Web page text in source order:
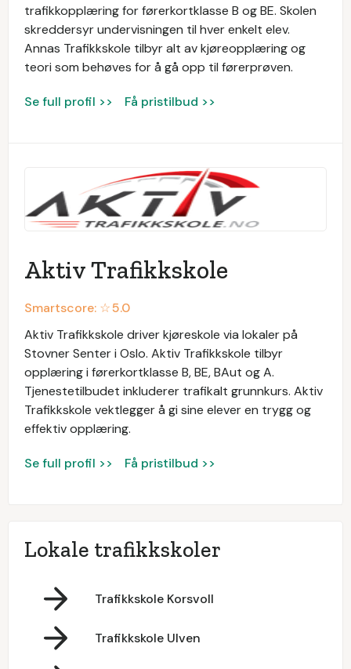
trafikkopplæring for førerkortklasse B og BE. Skolen
skreddersyr undervisningen til hver enkelt elev.
Annas Trafikkskole tilbyr alt av kjøreopplæring og
teori som behøves for å gå opp til førerprøven.
Se full profil >> Få pristilbud >>
Aktiv Trafikkskole
Smartscore: ☆5.0
Aktiv Trafikkskole driver kjøreskole via lokaler på
Stovner Senter i Oslo. Aktiv Trafikkskole tilbyr
opplæring i førerkortklasse B, BE, BAut og A.
Tjenestetilbudet inkluderer trafikalt grunnkurs. Aktiv
Trafikkskole vektlegger å gi sine elever en trygg og
effektiv opplæring.
Se full profil >> Få pristilbud >>
Lokale trafikkskoler
Trafikkskole Korsvoll
Trafikkskole Ulven